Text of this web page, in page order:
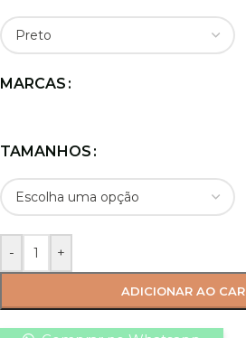
MARCAS
TAMANHOS
- +
ADICIONAR AO